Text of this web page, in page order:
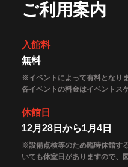
ご利用案内
入館料
無料
※イベントによって有料となりま
各イベントの料金はイベントス
休館日
12月28日から1月4日
※設備点検等のため臨時休館す
いても休室日がありますので、